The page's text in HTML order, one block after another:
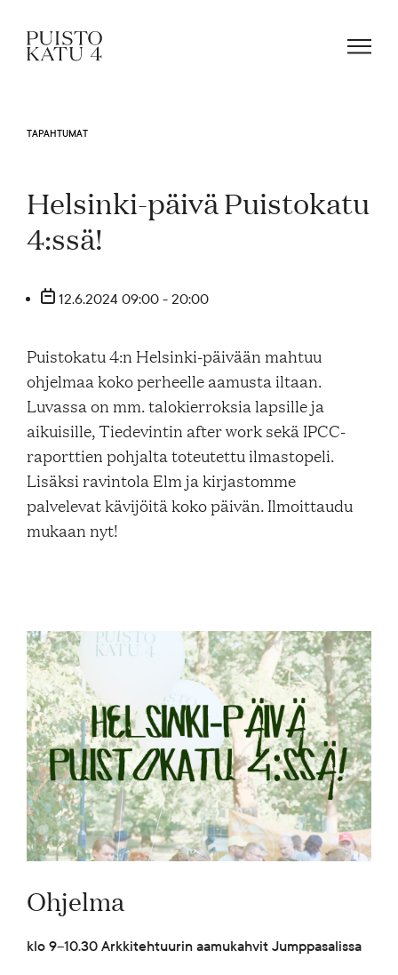
Mistä kyse?
Yhteisömme
Blogi
Yhteys- ja lisätiedot
FI EN
TAPAHTUMAT
Helsinki-päivä Puistokatu
4:ssä!
12.6.2024 09:00 - 20:00
Puistokatu 4:n Helsinki-päivään mahtuu
ohjelmaa koko perheelle aamusta iltaan.
Luvassa on mm. talokierroksia lapsille ja
aikuisille, Tiedevintin after work sekä IPCC-
raporttien pohjalta toteutettu ilmastopeli.
Lisäksi ravintola Elm ja kirjastomme
palvelevat kävijöitä koko päivän. Ilmoittaudu
mukaan nyt!
Ohjelma
klo 9–10.30 Arkkitehtuurin aamukahvit Jumppasalissa